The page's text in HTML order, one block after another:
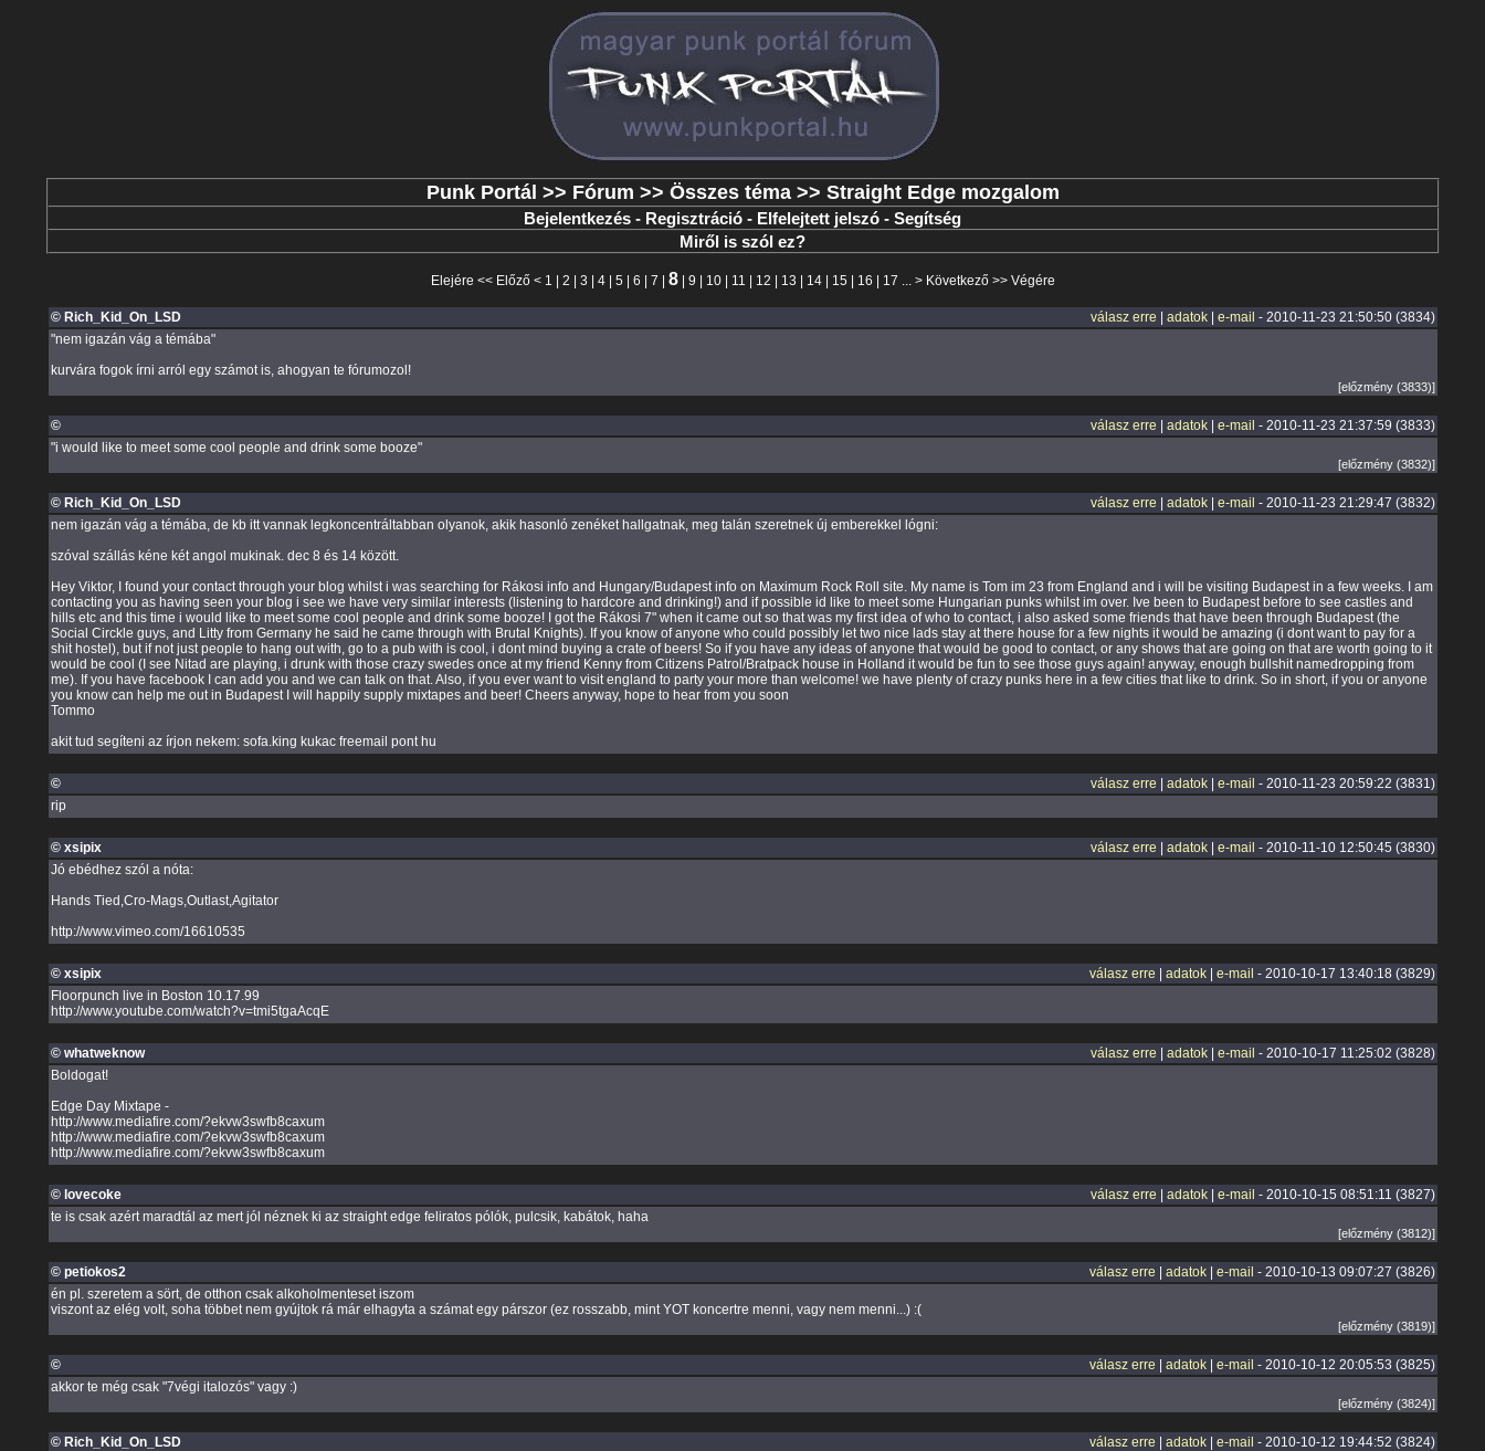
Punk Portál >> Fórum >> Összes téma>> Straight Edge mozgalom
Bejelentkezés - Regisztráció - Elfelejtett jelszó - Segítség
Miről is szól ez?
Elejére << Előző< 1 2 3 4| 5 6 7 8| 9 10| 11 12 13 14| 15 16 17 ... > Következő>> Végére
© Rich_Kid_On_LSD válasz erre adatok| e-mail - 2010-11-23 21:50:50 (3834)
"nem igazán vág a témába"
kurvára fogok írni arról egy számot is, ahogyan te fórumozol!
[előzmény (3833)]
© válasz erre adatok| e-mail - 2010-11-23 21:37:59 (3833)
"i would like to meet some cool people and drink some booze"
[előzmény (3832)]
© Rich_Kid_On_LSD válasz erre adatok| e-mail - 2010-11-23 21:29:47 (3832)
nem igazán vág a témába, de kb itt vannak legkoncentráltabban olyanok, akik hasonló zenéket hallgatnak, meg talán szeretnek új emberekkel lógni:
szóval szállás kéne két angol mukinak. dec 8 és 14 között.
Hey Viktor, I found your contact through your blog whilst i was searching for Rákosi info and Hungary/Budapest info on Maximum Rock Roll site. My name is Tom im 23 from England and i will be visiting Budapest in a few weeks. I am
contacting you as having seen your blog i see we have very similar interests (listening to hardcore and drinking!) and if possible id like to meet some Hungarian punks whilst im over. Ive been to Budapest before to see castles and
hills etc and this time i would like to meet some cool people and drink some booze! I got the Rákosi 7" when it came out so that was my first idea of who to contact, i also asked some friends that have been through Budapest (the
Social Circkle guys, and Litty from Germany he said he came through with Brutal Knights). If you know of anyone who could possibly let two nice lads stay at there house for a few nights it would be amazing (i dont want to pay for a
shit hostel), but if not just people to hang out with, go to a pub with is cool, i dont mind buying a crate of beers! So if you have any ideas of anyone that would be good to contact, or any shows that are going on that are worth going to it
would be cool (I see Nitad are playing, i drunk with those crazy swedes once at my friend Kenny from Citizens Patrol/Bratpack house in Holland it would be fun to see those guys again! anyway, enough bullshit namedropping from
me). If you have facebook I can add you and we can talk on that. Also, if you ever want to visit england to party your more than welcome! we have plenty of crazy punks here in a few cities that like to drink. So in short, if you or anyone
you know can help me out in Budapest I will happily supply mixtapes and beer! Cheers anyway, hope to hear from you soon
Tommo
akit tud segíteni az írjon nekem: sofa.king kukac freemail pont hu
© válasz erre adatok| e-mail - 2010-11-23 20:59:22 (3831)
rip
© xsipix válasz erre adatok| e-mail - 2010-11-10 12:50:45 (3830)
Jó ebédhez szól a nóta:
Hands Tied,Cro-Mags,Outlast,Agitator
http://www.vimeo.com/16610535
© xsipix válasz erre adatok| e-mail - 2010-10-17 13:40:18 (3829)
Floorpunch live in Boston 10.17.99
http://www.youtube.com/watch?v=tmi5tgaAcqE
© whatweknow válasz erre adatok| e-mail - 2010-10-17 11:25:02 (3828)
Boldogat!
Edge Day Mixtape -
http://www.mediafire.com/?ekvw3swfb8caxum
http://www.mediafire.com/?ekvw3swfb8caxum
http://www.mediafire.com/?ekvw3swfb8caxum
© lovecoke válasz erre adatok| e-mail - 2010-10-15 08:51:11 (3827)
te is csak azért maradtál az mert jól néznek ki az straight edge feliratos pólók, pulcsik, kabátok, haha
[előzmény (3812)]
© petiokos2 válasz erre adatok| e-mail - 2010-10-13 09:07:27 (3826)
én pl. szeretem a sört, de otthon csak alkoholmenteset iszom
viszont az elég volt, soha többet nem gyújtok rá már elhagyta a számat egy párszor (ez rosszabb, mint YOT koncertre menni, vagy nem menni...) :(
[előzmény (3819)]
© válasz erre adatok| e-mail - 2010-10-12 20:05:53 (3825)
akkor te még csak "7végi italozós" vagy :)
[előzmény (3824)]
© Rich_Kid_On_LSD válasz erre adatok| e-mail - 2010-10-12 19:44:52 (3824)